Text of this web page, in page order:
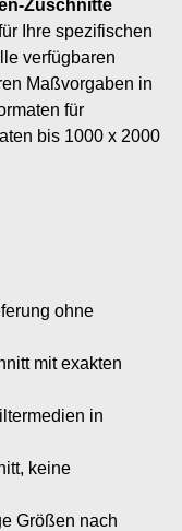
Zuschnitte
Ihre spezifischen
verfügbaren
Maßvorgaben in
für
bis 1000 x 2000
ohne
mit exakten
in
keine
Größen nach